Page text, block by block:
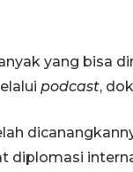
yang bisa
podcast,
diplomasi